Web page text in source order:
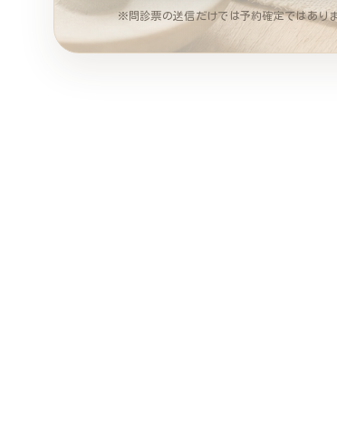
※問診票の送信だけでは予約確定ではあり